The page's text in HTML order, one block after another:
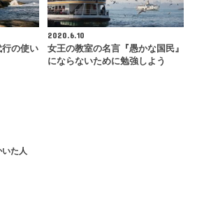
行の使い
2020.6.10
女王の教室の名言『愚かな国民』
にならないために勉強しよう
た人